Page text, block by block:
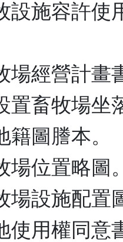
設施容許使
場經營計畫
置畜牧場坐
籍圖謄本。
場位置略圖。
場設施配置
使用權同意